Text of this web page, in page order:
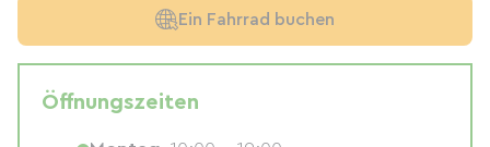
Ein Fahrrad buchen
Öffnungszeiten